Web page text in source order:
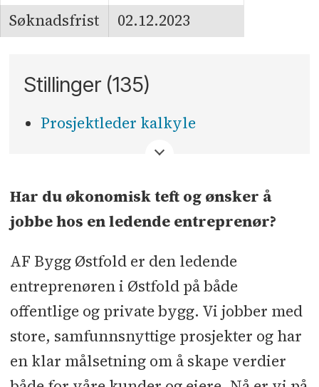
Søknadsfrist
02.12.2023
Stillinger (135)
Prosjektleder kalkyle
Har du økonomisk teft og ønsker å
jobbe hos en ledende entreprenør?
AF Bygg Østfold er den ledende
entreprenøren i Østfold på både
offentlige og private bygg. Vi jobber med
store, samfunnsnyttige prosjekter og har
en klar målsetning om å skape verdier